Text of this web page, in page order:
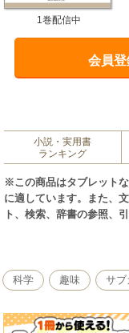
1巻配信中
会員
小説・実用書
ランキング
※この商品はタブレット
に適しています。また、
ト、検索、辞書の参照、
フィールドで撮影した生
本に生息する昆虫は3万種
し方をしなくても身近な
しくない人でも身近で出
科学 趣味 サブ